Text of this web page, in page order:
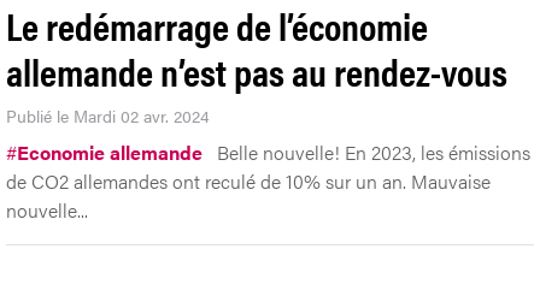
Le redémarrage de l’économie
allemande n’est pas au rendez-vous
Publié le Mardi 02 avr. 2024
#Economie allemande Belle nouvelle! En 2023, les émissions
de CO2 allemandes ont reculé de 10% sur un an. Mauvaise
nouvelle...